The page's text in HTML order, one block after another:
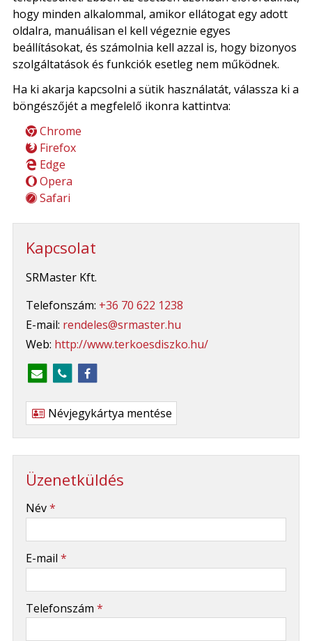
hogy minden alkalommal, amikor ellátogat egy adott
oldalra, manuálisan el kell végeznie egyes
beállításokat, és számolnia kell azzal is, hogy bizonyos
szolgáltatások és funkciók esetleg nem működnek.
Ha ki akarja kapcsolni a sütik használatát, válassza ki a
böngészőjét a megfelelő ikonra kattintva:
Chrome
Firefox
Edge
Opera
Safari
Kapcsolat
SRMaster Kft.
Telefonszám: +36 70 622 1238
E-mail: rendeles@srmaster.hu
Web: http://www.terkoesdiszko.hu/
Névjegykártya mentése
Üzenetküldés
Név*
E-mail *
Telefonszám *